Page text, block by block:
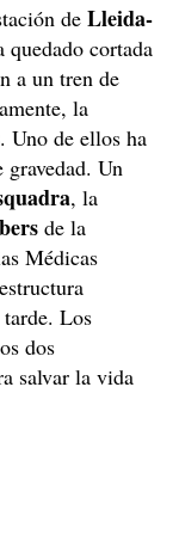
de Lleida-
cortada
a un tren de
la
. Uno de ellos ha
Un
, la
de la
Médicas
Los
dos
salvar la vida